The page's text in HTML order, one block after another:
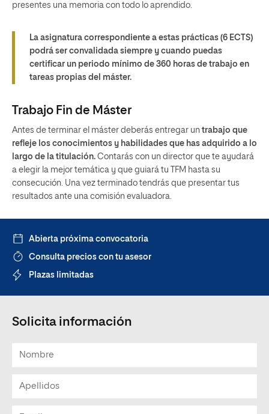
presentes una memoria con todo lo aprendido.
La asignatura correspondiente a estas prácticas (6 ECTS)
podrá ser convalidada siempre y cuando puedas
certificar un periodo mínimo de 360 horas de trabajo en
tareas propias del máster.
Trabajo Fin de Máster
Antes de terminar el máster deberás entregar un trabajo que
refleje los conocimientos y habilidades que has adquirido a lo
largo de la titulación. Contarás con un director que te ayudará
a elegir la mejor temática y que guiará tu TFM hasta su
consecución. Una vez terminado tendrás que presentar tus
resultados ante una comisión evaluadora.
Abierta próxima convocatoria
Consulta precios con tu asesor
Plazas limitadas
Solicita información